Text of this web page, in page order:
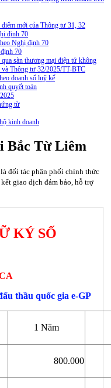
mới của Thông tư 31, 32
định 70
Nghị định 70
70
sàn thương mại điện tử không
Thông tư 32/2025/TT-BTC
doanh số luỹ kế
quyết toán
từ
kinh doanh
Bắc Từ Liêm
đối tác phân phối chính thức
giao dịch đảm bảo, hỗ trợ
KÝ SỐ
thầu quốc gia e-GP
1 Năm
800.000